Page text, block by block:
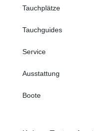
Tauchplätze
Tauchguides
Service
Ausstattung
Boote